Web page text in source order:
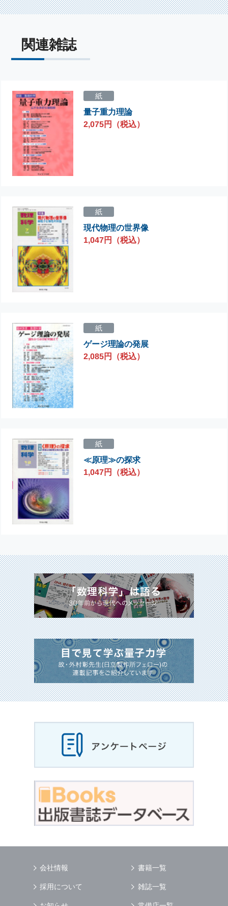
関連雑誌
紙
量子重力理論
2,075円（税込）
紙
現代物理の世界像
1,047円（税込）
紙
ゲージ理論の発展
2,085円（税込）
紙
≪原理≫の探求
1,047円（税込）
会社情報
採用について
書籍一覧
雑誌一覧